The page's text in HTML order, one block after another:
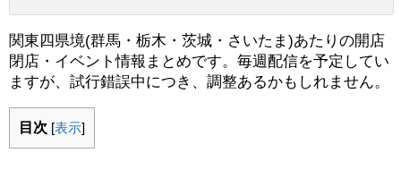
関東四県境(群馬・栃木・茨城・さいたま)あたりの開店
閉店・イベント情報まとめです。毎週配信を予定してい
ますが、試行錯誤中につき、調整あるかもしれません。
目次 [表示]